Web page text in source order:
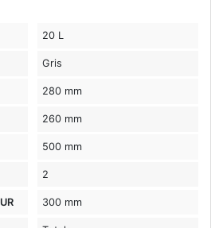
20 L
Gris
280 mm
260 mm
500 mm
2
300 mm